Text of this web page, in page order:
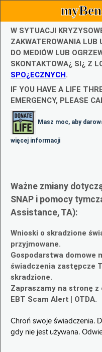
W SYTUACJI
ZAKWATEROWANIA LUB
DO MEDIÓW LUB
SKONTAKTOWA¿ SI¿ Z
SPO¿ECZNYCH.
IF YOU HAVE A LIFE
EMERGENCY, PLEASE
Masz moc, aby
więcej informacji
Ważne zmiany
SNAP i pomocy
Assistance, TA):
Wnioski o skradzione
przyjmowane.
Gospodarstwa domowe
świadczenia zastępcze
skradzione.
Zapraszamy na stronę
EBT Scam Alert | OTDA.
Chroń swoje świadczenia.
gdy nie jest używana.